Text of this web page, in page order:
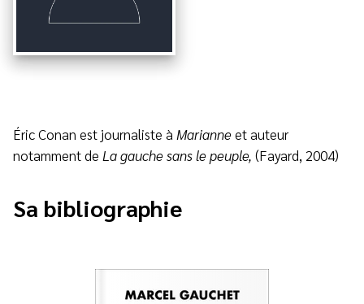
Éric Conan est journaliste à Marianneet auteur
notamment de La gauche sans le peuple, (Fayard, 2004)
Sa bibliographie